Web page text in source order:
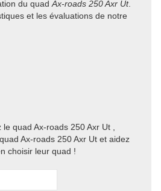
du quad Ax-roads 250 Axr Ut.
et les évaluations de notre
quad Ax-roads 250 Axr Ut ,
Ax-roads 250 Axr Ut et aidez
choisir leur quad !